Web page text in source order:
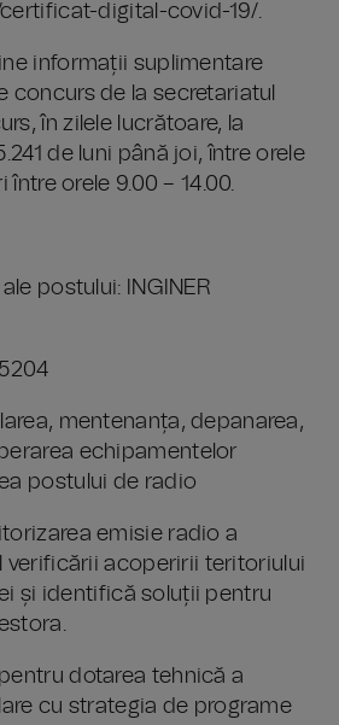
digital-covid-19/.
informații suplimentare
concurs de la secretariatul
în zilele lucrătoare, la
de luni până joi, între orele
între orele 9.00 – 14.00.
postului: INGINER
mentenanța, depanarea,
echipamentelor
postului de radio
emisie radio a
verificării acoperirii teritoriului
și identifică soluții pentru
dotarea tehnică a
cu strategia de programe